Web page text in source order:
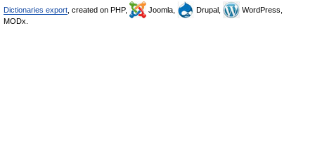
Dictionaries export , created on PHP, Joomla, Drupal,
WordPress,
MODx.